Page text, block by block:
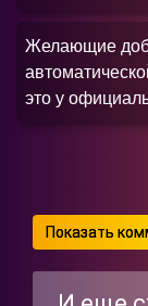
Желающие
это у
Показать